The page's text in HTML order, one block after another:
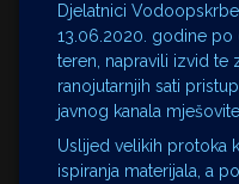
Mario Lovreković
Miroslav Šantek
Djelatnici
13.06.2020. godine po
teren, napravili izvid te
ranojutarnjih sati
javnog kanala
Uslijed velikih protoka
ispiranja materijala, a